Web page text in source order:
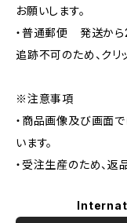
お願いします。
・普通郵便 発送から
追跡不可のため、クリ
※注意事項
・商品画像及び画面
います。
・受注生産のため、返